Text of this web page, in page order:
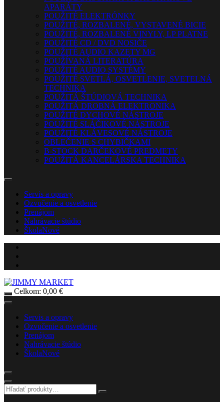
APARÁTY
POUŽITÉ ELEKTRÓNKY
POUŽITÉ, ROZBALENÉ, VYSTAVENÉ BICIE
POUŽITÉ, ROZBALENÉ VINYLY, LP PLATNE
POUŽITÉ CD / DVD NOSIČE
POUŽITÉ AUDIO KAZETY MG
POUŽÍVANÁ LITERATÚRA
POUŽITÉ AUDIO SYSTÉMY
POUŽITÉ SVETLÁ, OSVETLENIE, SVETELNÁ
TECHNIKA
POUŽITÁ ŠTÚDIOVÁ TECHNIKA
POUŽITÁ DROBNÁ ELEKTRONIKA
POUŽITÉ DYCHOVÉ NÁSTROJE
POUŽITÉ SLÁČIKOVÉ NÁSTROJE
POUŽITÉ KLÁVESOVÉ NÁSTROJE
OBLEČENIE S CHYBIČKAMI
B-STOCK DARČEKOVÉ PREDMETY
POUŽITÁ KANCELÁRSKA TECHNIKA
Servis a opravy
Ozvučenie a osvetlenie
Prenájom
Nahrávacie štúdio
ŠkolaNové
Celkom: 0,00 €
Servis a opravy
Ozvučenie a osvetlenie
Prenájom
Nahrávacie štúdio
ŠkolaNové